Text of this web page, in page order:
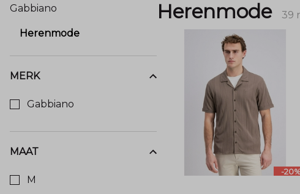
Menger
Mode
Gabbiano
Herenmode
MERK
Gabbiano
MAAT
M
Herenmode 39
-